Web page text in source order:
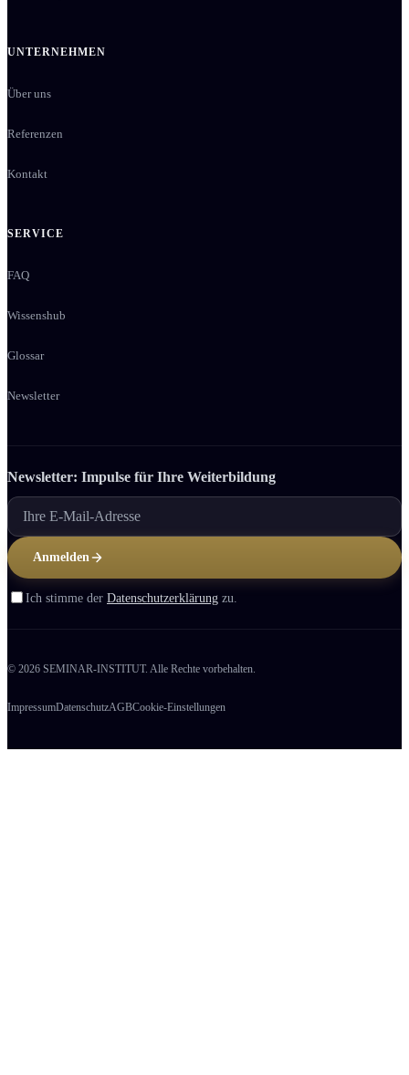
UNTERNEHMEN
Über uns
Referenzen
Kontakt
SERVICE
FAQ
Wissenshub
Glossar
Newsletter
Newsletter: Impulse für Ihre Weiter­bildung
Anmelden
Ich stimme der Datenschutzerklärung zu.
© 2026 SEMINAR-INSTITUT. Alle Rechte vorbehalten.
ImpressumDatenschutzAGBCookie-Einstellungen